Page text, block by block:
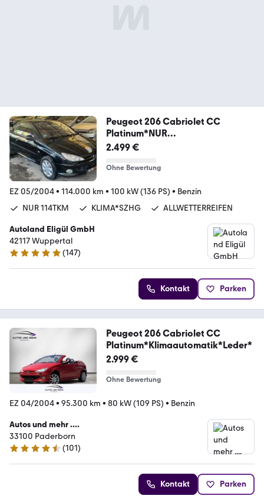
Peugeot 206 Cabriolet CC
Platinum*NUR
114TKM*KLIMA*SZHG
2.499 €
Ohne Bewertung
EZ 05/2004• 114.000 km • 100 kW (136 PS) • Benzin
NUR 114TKM
KLIMA*SZHG ALLWETTERREIFEN
Autoland Eligül GmbH
42117 Wuppertal
4.9 Sterne
(147)
Kontakt Parken
Peugeot 206 Cabriolet CC
Platinum*Klimaautomatik*Leder*
2.999 €
Ohne Bewertung
EZ 04/2004• 95.300 km • 80 kW (109 PS) • Benzin
Autos und mehr ....
33100 Paderborn
4.6 Sterne
(101)
Kontakt Parken